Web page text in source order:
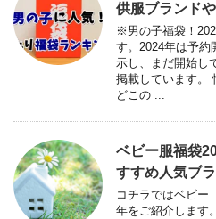
供服ブランド
※男の子福袋！
す。2024年は予約
示し、まだ開始し
掲載しています。
どこの ...
ベビー服福袋
すすめ人気ブ
コチラではベビー
年をご紹介します